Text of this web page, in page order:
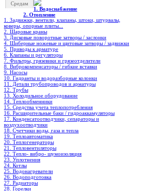
Средам
1. Водоснабжение
2. Отопление
1. Задвижки, вентили, клапаны, штоки, штурвалы,
коверы, опорные плиты...
2. Шаровые краны
3. Дисковые поворотные затворы / заслонки
4. Шиберные ножевые и щитовые затворы / задвижки
5. Приводы к арматуре
6. Клапаны и регуляторы
7. Фильтры, грязевики и грязеотделители
8. Виброкомпенсаторы / гибкие вставки
9. Насосы
10. Гидранты и водоразборные колонки
11. Детали трубопроводов и арматуры
12. Трубы
13. Холодильное oборудование
14. Теплообменники
15. Средства учета теплопотребления
16. Расширительные баки / гидроаккамуляторы
17. Конденсатоотводчики, сепараторы и
воздухоотводчики
18. Счетчики воды, газа и тепла
19. Теплоавтоматика
20. Теплогенераторы
21. Тепловентиляторы
22. Тепло- вибро- шумоизоляция
23. Уплотнения
24. Котлы
25. Водонагреватели
26. Водоподготовка
27. Радиаторы
28. Горелки